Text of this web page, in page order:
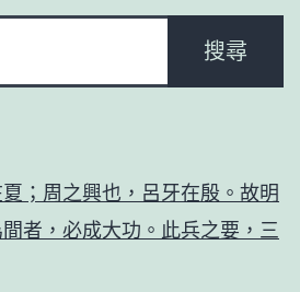
；周之興也，呂牙在殷。故明
者，必成大功。此兵之要，三